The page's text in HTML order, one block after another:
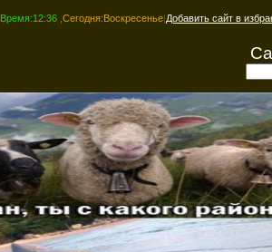
Время:12:36 , Сегодня:Воскресенье|Добавить сайт в